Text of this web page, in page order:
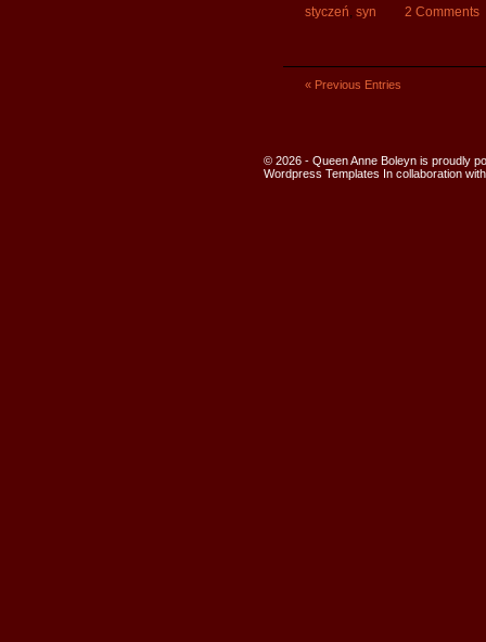
styczeń, syn 2 Comments
« Previous Entries
© 2026 - Queen Anne Boleyn is proudly
Wordpress Templates In collaboration